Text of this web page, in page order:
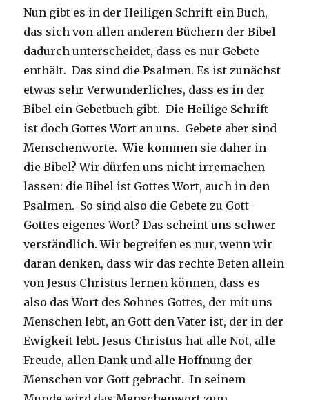
Nun gibt es in der Heiligen Schrift ein Buch,
das sich von allen anderen Büchern der Bibel
dadurch unterscheidet, dass es nur Gebete
enthält. Das sind die Psalmen. Es ist zunächst
etwas sehr Verwunderliches, dass es in der
Bibel ein Gebetbuch gibt. Die Heilige Schrift
ist doch Gottes Wort an uns. Gebete aber sind
Menschenworte. Wie kommen sie daher in
die Bibel? Wir dürfen uns nicht irremachen
lassen: die Bibel ist Gottes Wort, auch in den
Psalmen. So sind also die Gebete zu Gott –
Gottes eigenes Wort? Das scheint uns schwer
verständlich. Wir begreifen es nur, wenn wir
daran denken, dass wir das rechte Beten allein
von Jesus Christus lernen können, dass es
also das Wort des Sohnes Gottes, der mit uns
Menschen lebt, an Gott den Vater ist, der in der
Ewigkeit lebt. Jesus Christus hat alle Not, alle
Freude, allen Dank und alle Hoffnung der
Menschen vor Gott gebracht. In seinem